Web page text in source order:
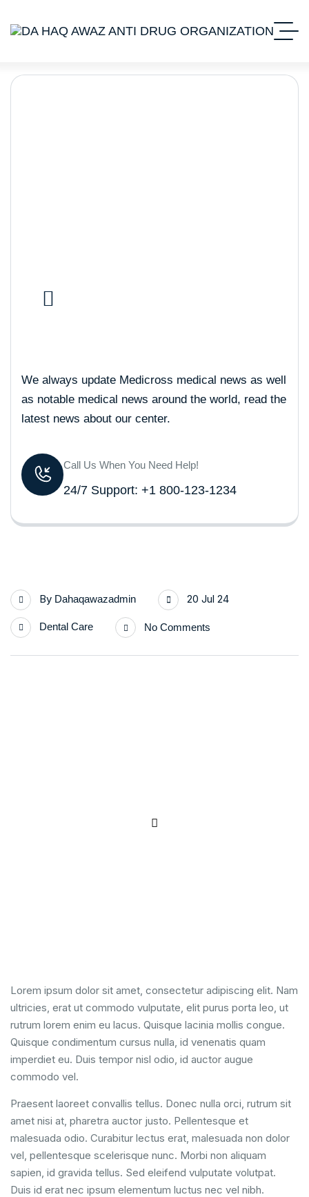
We always update Medicross medical news as well
as notable medical news around the world, read the
latest news about our center.
Call Us When You Need Help!
24/7 Support: +1 800-123-1234
By Dahaqawazadmin 20 Jul 24
Dental Care No Comments
Lorem ipsum dolor sit amet, consectetur adipiscing elit. Nam
ultricies, erat ut commodo vulputate, elit purus porta leo, ut
rutrum lorem enim eu lacus. Quisque lacinia mollis congue.
Quisque condimentum cursus nulla, id venenatis quam
imperdiet eu. Duis tempor nisl odio, id auctor augue
commodo vel.
Praesent laoreet convallis tellus. Donec nulla orci, rutrum sit
amet nisi at, pharetra auctor justo. Pellentesque et
malesuada odio. Curabitur lectus erat, malesuada non dolor
vel, pellentesque scelerisque nunc. Morbi non aliquam
sapien, id gravida tellus. Sed eleifend vulputate volutpat.
Duis id erat nec ipsum elementum luctus nec vel nibh.